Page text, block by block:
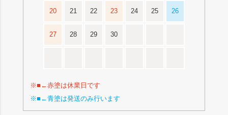
20 21 22 23 24 25 26
27 28 29 30
※■←赤塗は休業日です
※■←青塗は発送のみ行います